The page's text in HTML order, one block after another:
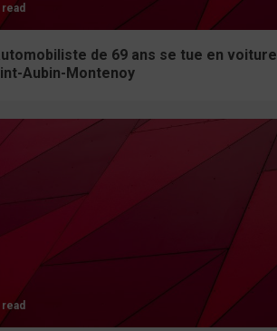
de 69 ans se tue en voiture
Aubin-Montenoy